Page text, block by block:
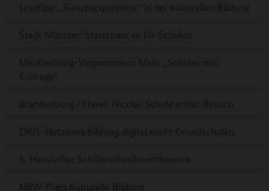
Lesetipp: „Ganztagsprojekte“ in der kulturellen Bildung
Stadt Münster: Startchancen für Schulen
Mecklenburg-Vorpommern: Mehr „Schulen mit
Courage“
Brandenburg / Havel: Nicolai-Schule erhält Besuch
DKJS-Netzwerk bildung.digital sucht Grundschulen
6. Hessischer Schülerschreibwettbewerb
NRW-Preis Kulturelle Bildung